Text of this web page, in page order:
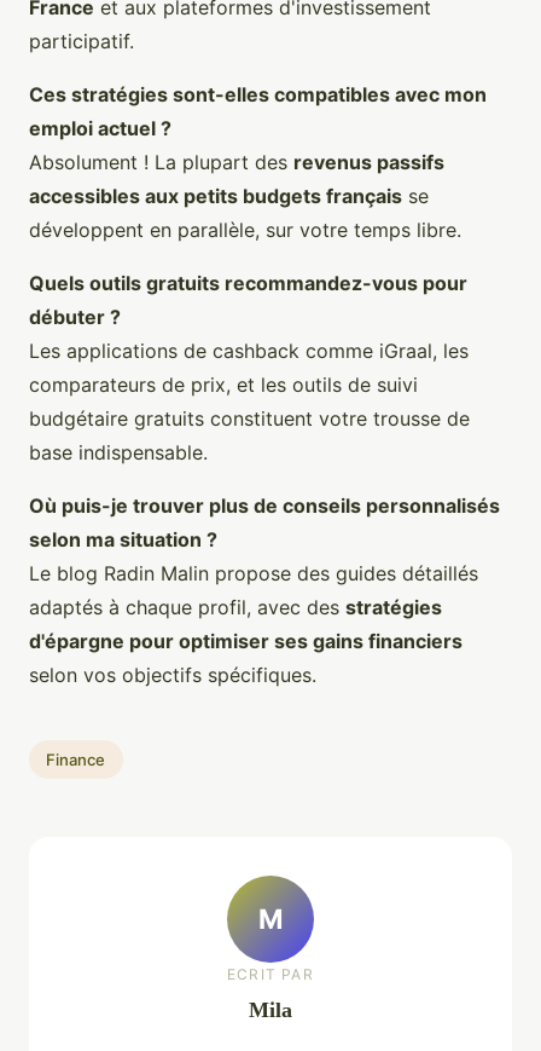
France et aux plateformes d'investissement
participatif.
Ces stratégies sont-elles compatibles avec mon
emploi actuel ?
Absolument ! La plupart des revenus passifs
accessibles aux petits budgets français se
développent en parallèle, sur votre temps libre.
Quels outils gratuits recommandez-vous pour
débuter ?
Les applications de cashback comme iGraal, les
comparateurs de prix, et les outils de suivi
budgétaire gratuits constituent votre trousse de
base indispensable.
Où puis-je trouver plus de conseils personnalisés
selon ma situation ?
Le blog Radin Malin propose des guides détaillés
adaptés à chaque profil, avec des stratégies
d'épargne pour optimiser ses gains financiers
selon vos objectifs spécifiques.
Finance
M
ECRIT PAR
Mila